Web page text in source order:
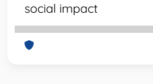
social impact